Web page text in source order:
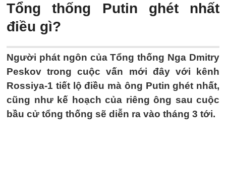
Tổng thống Putin ghét nhất
điều gì?
Người phát ngôn của Tổng thống Nga Dmitry
Peskov trong cuộc vấn mới đây với kênh
Rossiya-1 tiết lộ điều mà ông Putin ghét nhất,
cũng như kế hoạch của riêng ông sau cuộc
bầu cử tổng thống sẽ diễn ra vào tháng 3 tới.